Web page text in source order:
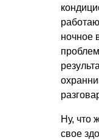
ночное
Ну, что
свое